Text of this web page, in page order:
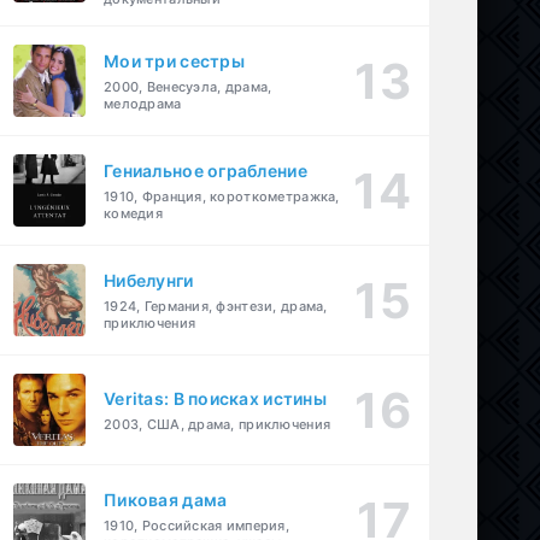
Мои три сестры
2000, Венесуэла, драма,
мелодрама
Гениальное ограбление
1910, Франция, короткометражка,
комедия
Нибелунги
1924, Германия, фэнтези, драма,
приключения
Veritas: В поисках истины
2003, США, драма, приключения
Пиковая дама
1910, Российская империя,